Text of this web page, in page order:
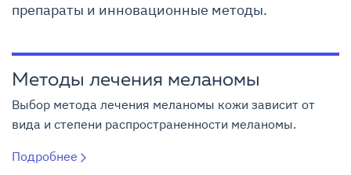
препараты и инновационные методы.
Методы лечения меланомы
Выбор метода лечения меланомы кожи зависит от
вида и степени распространенности меланомы.
Подробнее